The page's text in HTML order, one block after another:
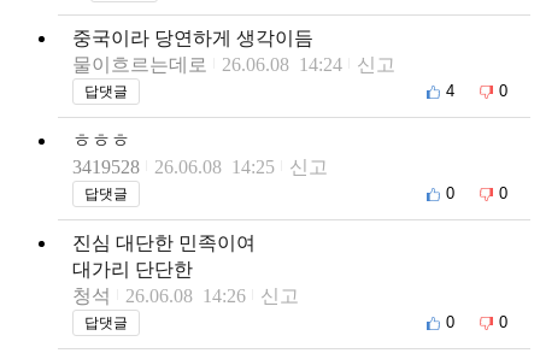
중국이라 당연하게 생각이듬
물이흐르는데로
26.06.08 14:24 신고
답댓글 4 0
ㅎㅎㅎ
3419528
26.06.08 14:25 신고
답댓글 0 0
진심 대단한 민족이여
대가리 단단한
청석
26.06.08 14:26 신고
답댓글 0 0